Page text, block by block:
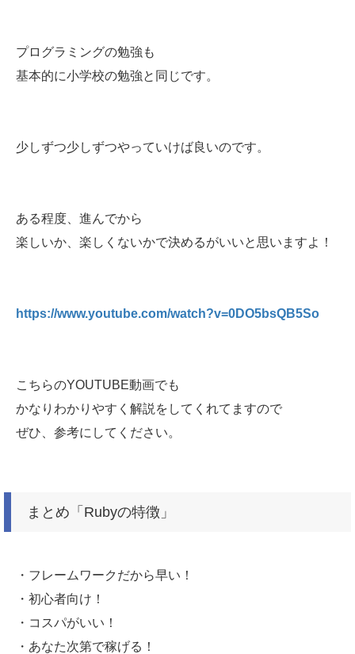
プログラミングの勉強も
基本的に小学校の勉強と同じです。
少しずつ少しずつやっていけば良いのです。
ある程度、進んでから
楽しいか、楽しくないかで決めるがいいと思いますよ！
https://www.youtube.com/watch?v=0DO5bsQB5So
こちらのYOUTUBE動画でも
かなりわかりやすく解説をしてくれてますので
ぜひ、参考にしてください。
まとめ「Rubyの特徴」
・フレームワークだから早い！
・初心者向け！
・コスパがいい！
・あなた次第で稼げる！